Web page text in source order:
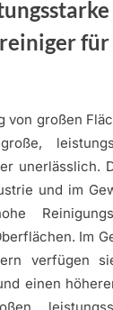
von großen
unerlässlich.
und im
Im
verfügen
einen